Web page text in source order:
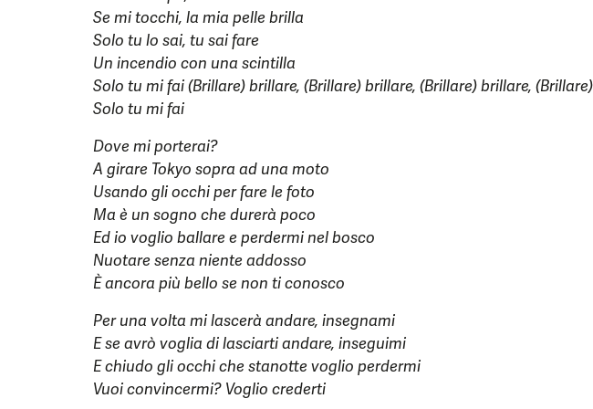
Se mi tocchi, la mia pelle brilla
Solo tu lo sai, tu sai fare
Un incendio con una scintilla
Solo tu mi fai (Brillare) brillare, (Brillare) brillare, (Brillare) brillare, (Brillare)
Solo tu mi fai
Dove mi porterai?
A girare Tokyo sopra ad una moto
Usando gli occhi per fare le foto
Ma è un sogno che durerà poco
Ed io voglio ballare e perdermi nel bosco
Nuotare senza niente addosso
È ancora più bello se non ti conosco
Per una volta mi lascerà andare, insegnami
E se avrò voglia di lasciarti andare, inseguimi
E chiudo gli occhi che stanotte voglio perdermi
Vuoi convincermi? Voglio crederti